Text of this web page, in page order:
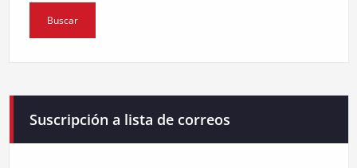
Suscripción a lista de correos